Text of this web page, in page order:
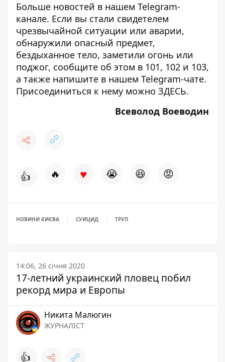
Больше новостей в нашем Telegram-
канале. Если вы стали свидетелем
чрезвычайной ситуации или аварии,
обнаружили опасный предмет,
бездыханное тело, заметили огонь или
поджог, сообщите об этом в 101, 102 и 103,
а также напишите в нашем Telegram-чате.
Присоединиться к нему можно ЗДЕСЬ.
Всеволод Воеводин
👍 🔥 ♥ 😭 😆 😡
НОВИНИ КИЄВА СУИЦИД ТРУП
14:06, 26 січня 2020
17-летний украинский пловец побил
рекорд мира и Европы
Никита Малюгин
ЖУРНАЛІСТ
👍